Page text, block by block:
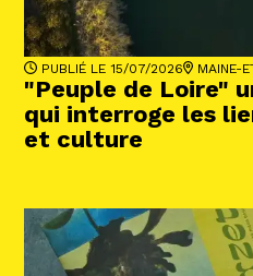
PUBLIÉ LE 15/07/2026 MAINE-
"Peuple de Loire"
qui interroge les
et culture